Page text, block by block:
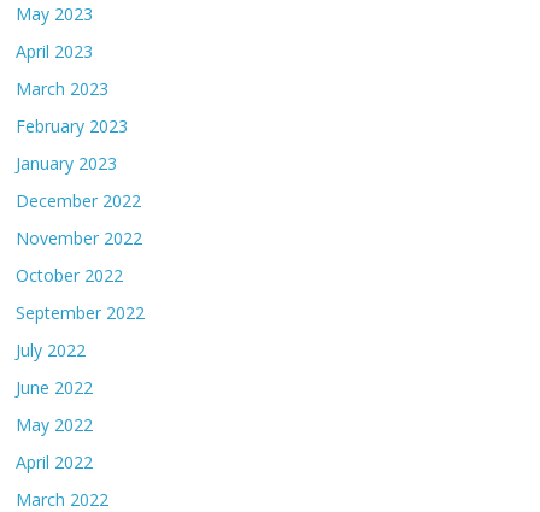
May 2023
April 2023
March 2023
February 2023
January 2023
December 2022
November 2022
October 2022
September 2022
July 2022
June 2022
May 2022
April 2022
March 2022